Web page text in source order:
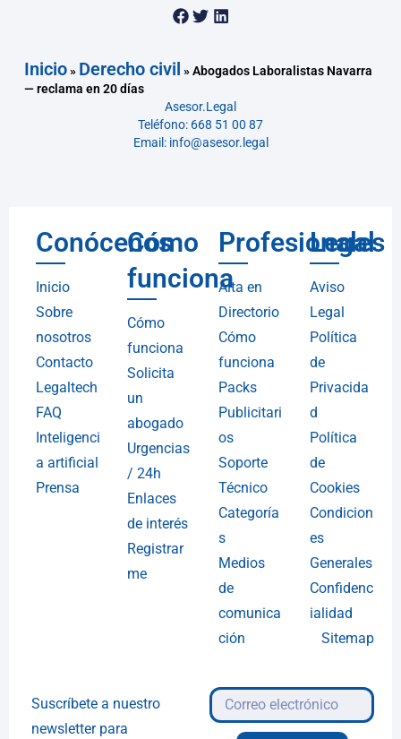
Inicio» Derecho civil »Abogados Laboralistas Navarra
— reclama en 20 días
Asesor.Legal
Teléfono: 668 51 00 87
Email: info@asesor.legal
Conócenos
Inicio
Sobre
nosotros
Contacto
Legaltech
FAQ
Inteligenci
a artificial
Prensa
Cómo
funciona
Cómo
funciona
Solicita
un
abogado
Urgencias
/ 24h
Enlaces
de interés
Registrar
me
Profesionales
Alta en
Directorio
Cómo
funciona
Packs
Publicitari
os
Soporte
Técnico
Categoría
s
Medios
de
comunica
ción
Legal
Aviso
Legal
Política
de
Privacida
d
Política
de
Cookies
Condicion
es
Generales
Confidenc
ialidad
Sitemap
Suscríbete a nuestro
newsletter para